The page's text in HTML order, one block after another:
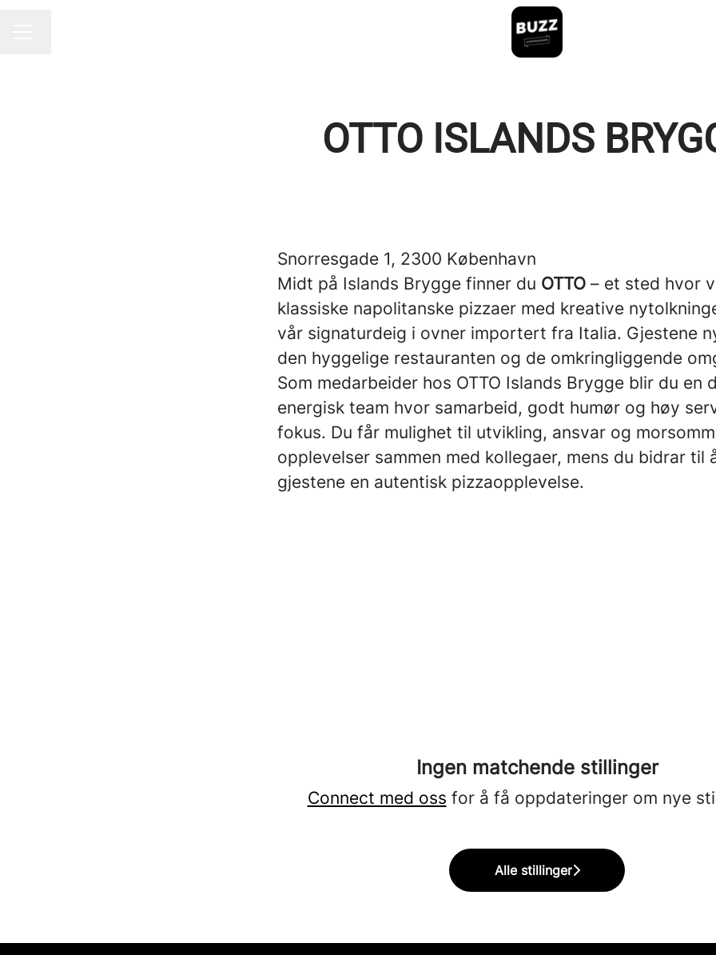
OTTO ISLANDS
Snorresgade 1, 2300 København
Midt på Islands Brygge finner du OTTO – et sted hvor
klassiske napolitanske pizzaer med kreative
vår signaturdeig i ovner importert fra Italia. Gjestene
den hyggelige restauranten og de omkringliggende
Som medarbeider hos OTTO Islands Brygge blir du en
energisk team hvor samarbeid, godt humør og høy
fokus. Du får mulighet til utvikling, ansvar og
opplevelser sammen med kollegaer, mens du bidrar til
gjestene en autentisk pizzaopplevelse.
Ingen matchende stillinger
Connect med oss for å få oppdateringer om nye
Alle stillinger